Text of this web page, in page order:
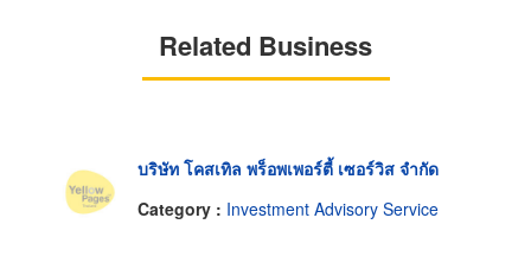
Related Business
บริษัท โคสเทิล พร็อพเพอร์ตี้ เซอร์วิส จำกัด
Category : Investment Advisory Service